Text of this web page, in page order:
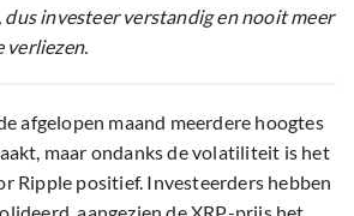
dus investeer verstandig en nooit meer
verliezen.
afgelopen maand meerdere hoogtes
maar ondanks de volatiliteit is het
Ripple positief. Investeerders hebben